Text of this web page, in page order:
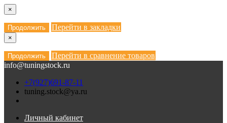
×
Продолжить Перейти в закладки
×
Продолжить
Перейти в сравнение товаров
info@tuningstock.ru
+7(927)691-87-11
tuning.stock@ya.ru
Личный кабинет